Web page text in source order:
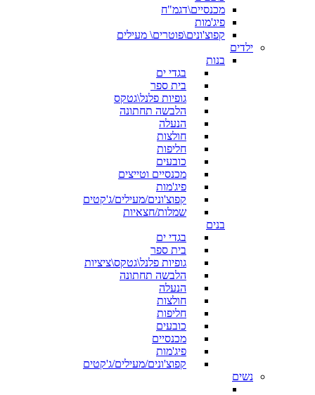
מכנסיים\דגמ"ח
פיג'מות
קפוצ'ונים\פוטרים\ מעילים
ילדים
בנות
בגדי ים
בית ספר
גופיות פלנל\גטקס
הלבשה תחתונה
הנעלה
חולצות
חליפות
כובעים
מכנסיים וטייצים
פיג'מות
קפוצ'ונים/מעילים/ג'קטים
שמלות/חצאיות
בנים
בגדי ים
בית ספר
גופיות פלנל\גטקס\ציציות
הלבשה תחתונה
הנעלה
חולצות
חליפות
כובעים
מכנסיים
פיג'מות
קפוצ'ונים/מעילים/ג'קטים
נשים